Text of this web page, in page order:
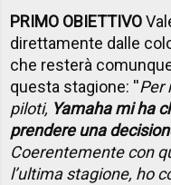
PRIMO OBIETTIVO
direttamente dalle
che resterà
questa stagione: ''Per
piloti, Yamaha mi ha
prendere una
Coerentemente con
l’ultima stagione, ho